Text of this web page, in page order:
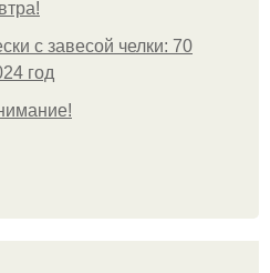
с завесой челки: 70
год